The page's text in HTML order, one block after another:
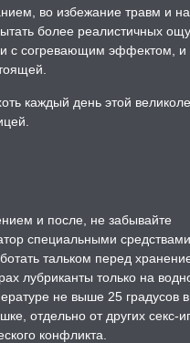
во избежание травм и
более реалистичных
с согревающим эффектом, и
каждый день этой
и после, не забывайте
специальными средствами.
тальком перед
лубриканты только на
не выше 25 градусов в
отдельно от других секс-
конфликта.